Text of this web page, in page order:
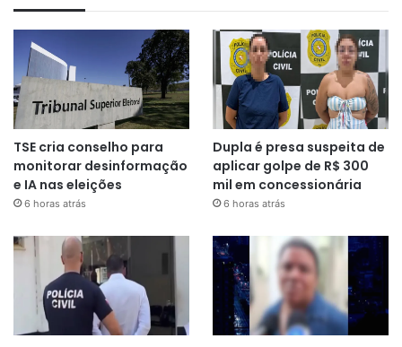
TSE cria conselho para
monitorar desinformação
e IA nas eleições
6 horas atrás
Dupla é presa suspeita de
aplicar golpe de R$ 300
mil em concessionária
6 horas atrás